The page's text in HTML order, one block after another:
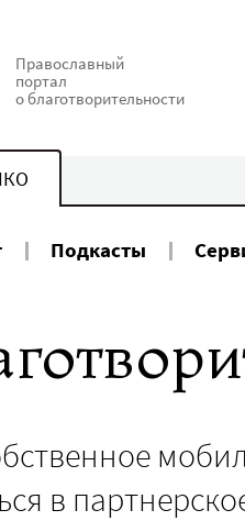
Православный
портал
о благотворительности
Подкасты
в